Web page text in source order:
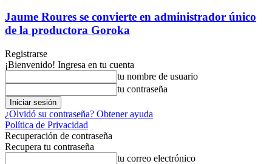
Jaume Roures se convierte en administrador único
de la productora Goroka
Registrarse
¡Bienvenido! Ingresa en tu cuenta
tu nombre de usuario
tu contraseña
¿Olvidó su contraseña? Obtener ayuda
Política de Privacidad
Recuperación de contraseña
Recupera tu contraseña
tu correo electrónico